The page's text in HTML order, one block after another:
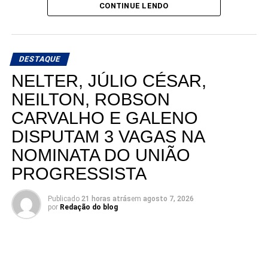
CONTINUE LENDO
DESTAQUE
NELTER, JÚLIO CÉSAR,
NEILTON, ROBSON
CARVALHO E GALENO
DISPUTAM 3 VAGAS NA
NOMINATA DO UNIÃO
PROGRESSISTA
Publicado 21 horas atrásem agosto 7, 2026
por Redação do blog